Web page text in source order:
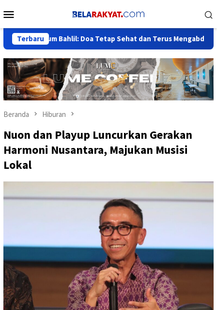
ke
Mobile
Terbaru
Bahlil: Doa Tetap Sehat dan Terus Mengabdi untuk Negeri
Beranda Hiburan
Nuon dan Playup Luncurkan Gerakan
Harmoni Nusantara, Majukan Musisi
Lokal